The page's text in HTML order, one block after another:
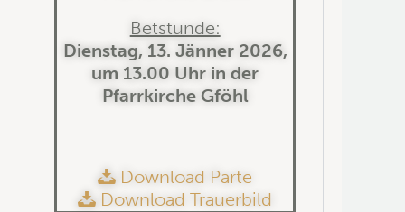
Betstunde:
Dienstag, 13. Jänner 2026,
um 13.00 Uhr in der
Pfarrkirche Gföhl
Download Parte
Download Trauerbild